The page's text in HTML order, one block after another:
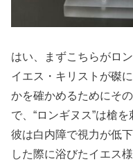
はい、まずこちらがロ
イエス・キリストが磔
かを確かめるためにそ
で、“ロンギヌス”は槍
彼は白内障で視力が低
した際に浴びたイエス